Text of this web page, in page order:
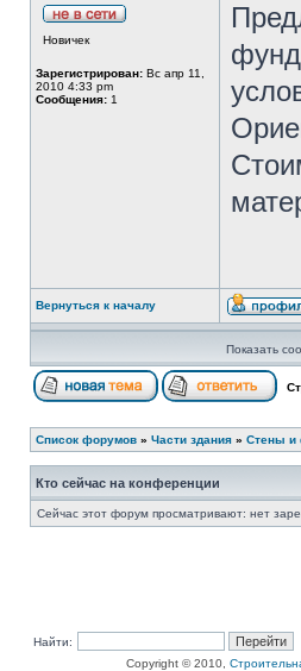
Новичек
Зарегистрирован: Вс апр 11,
2010 4:33 pm
Сообщения: 1
Вернуться к началу
Показать
Список форумов » Части здания » Стены и
Кто сейчас на конференции
Сейчас этот форум просматривают: нет
Найти:
Copyright © 2010,